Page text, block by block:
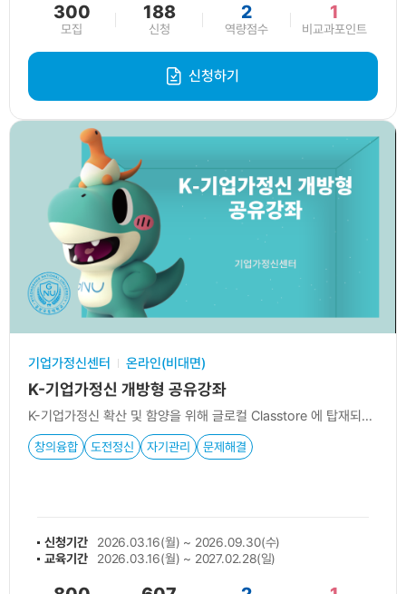
300
모집
188
신청
2
역량점수
1
비교과포인트
신청하기
기업가정신센터 온라인(비대면)
K-기업가정신 개방형 공유강좌
K-기업가정신 확산 및 함양을 위해 글로컬 Classtore 에 탑재되어 있는 40개 강좌를 통해 기업가정신 역량 강화
창의융합 도전정신 자기관리 문제해결
신청기간
2026.03.16(월) ~ 2026.09.30(수)
교육기간
2026.03.16(월) ~ 2027.02.28(일)